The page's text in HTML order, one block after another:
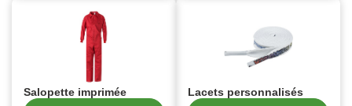
Salopette imprimée
Lacets personnalisés